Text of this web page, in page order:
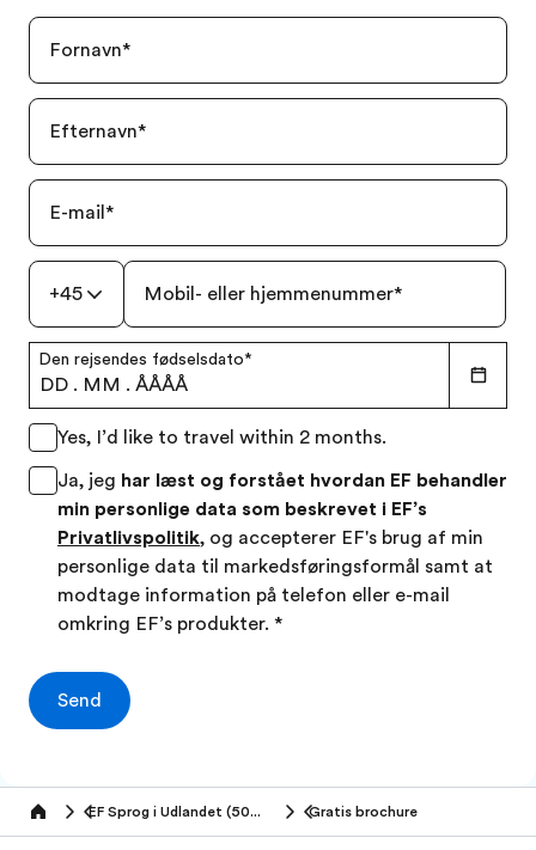
Fornavn*
Efternavn*
E-mail *
+45 Mobil- eller hjemmenummer*
Den rejsendes fødselsdato*
DD . MM . ÅÅÅÅ
Yes, I’d like to travel within 2 months.
Ja, jeg har læst og forstået hvordan EF behandler
min personlige data som beskrevet i EF’s
Privatlivspolitik, og accepterer EF's brug af min
personlige data til markedsføringsformål samt at
modtage information på telefon eller e-mail
omkring EF’s produkter. *
Send
Home EF Sprog i Udlandet (50+ år) Gratis brochure